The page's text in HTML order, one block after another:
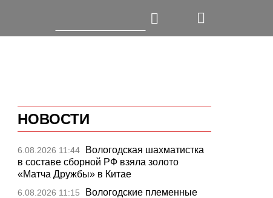
НОВОСТИ
6.08.2026 11:44
Вологодская шахматистка
в составе сборной РФ взяла золото
«Матча Дружбы» в Китае
6.08.2026 11:15
Вологодские племенные